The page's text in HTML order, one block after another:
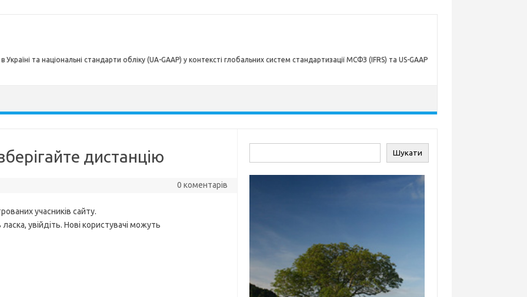
та національні стандарти обліку (UA-GAAP) у контексті глобальних систем стандартизації МСФЗ (IFRS) та US-GAAP
дистанцію
0 коментарів
учасників сайту.
увійдіть. Нові користувачі можуть
Шукати